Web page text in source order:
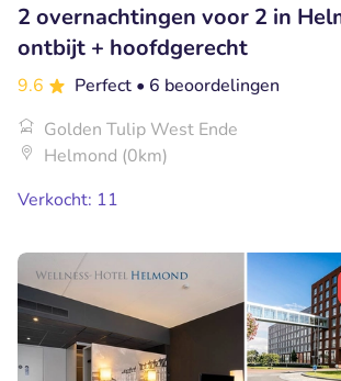
2 overnachtingen voor 2 in
ontbijt + hoofdgerecht
9.6 Perfect • 6 beoordelingen
Golden Tulip West Ende
Helmond (0km)
Verkocht: 11